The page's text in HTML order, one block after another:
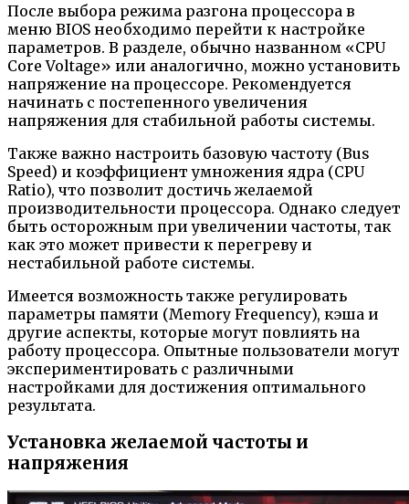
После выбора режима разгона процессора в
меню BIOS необходимо перейти к настройке
параметров. В разделе, обычно названном «CPU
Core Voltage» или аналогично, можно установить
напряжение на процессоре. Рекомендуется
начинать с постепенного увеличения
напряжения для стабильной работы системы.
Также важно настроить базовую частоту (Bus
Speed) и коэффициент умножения ядра (CPU
Ratio), что позволит достичь желаемой
производительности процессора. Однако следует
быть осторожным при увеличении частоты, так
как это может привести к перегреву и
нестабильной работе системы.
Имеется возможность также регулировать
параметры памяти (Memory Frequency), кэша и
другие аспекты, которые могут повлиять на
работу процессора. Опытные пользователи могут
экспериментировать с различными
настройками для достижения оптимального
результата.
Установка желаемой частоты и
напряжения